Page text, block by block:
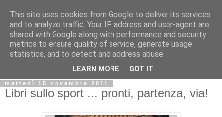
Biblio@rti in
Il Blog della Biblioteca di Area delle arti per condividere
informazioni iniziative incontri
martedì 15 novembre 2011
Libri sullo sport ... pronti, partenza, via!
This site uses cookies from Google to deliver its services
and to analyze traffic. Your IP address and user-agent are
shared with Google along with performance and security
metrics to ensure quality of service, generate usage
statistics, and to detect and address abuse.
LEARN MORE GOT IT